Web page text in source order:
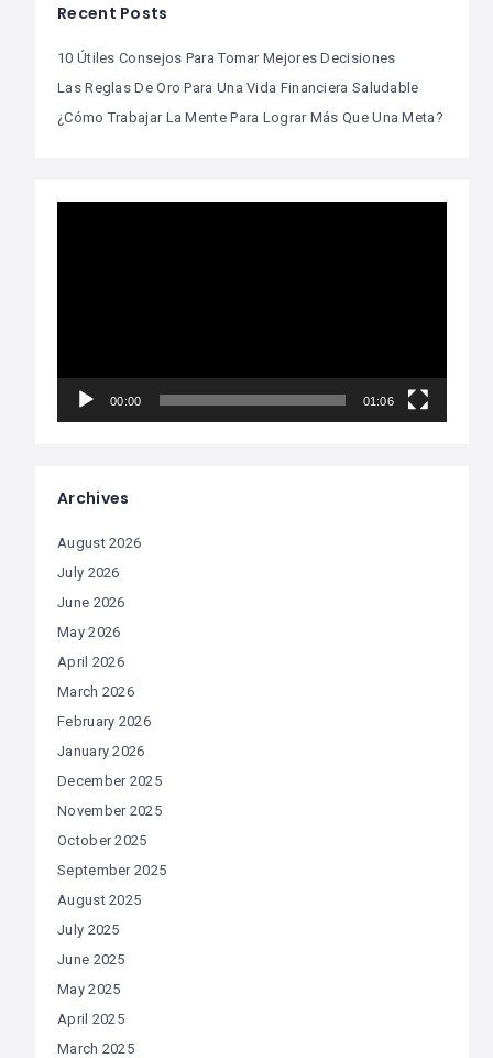
Recent Posts
10 Útiles Consejos Para Tomar Mejores Decisiones
Las Reglas De Oro Para Una Vida Financiera Saludable
¿Cómo Trabajar La Mente Para Lograr Más Que Una Meta?
00:00 01:06
Archives
August 2026
July 2026
June 2026
May 2026
April 2026
March 2026
February 2026
January 2026
December 2025
November 2025
October 2025
September 2025
August 2025
July 2025
June 2025
May 2025
April 2025
March 2025